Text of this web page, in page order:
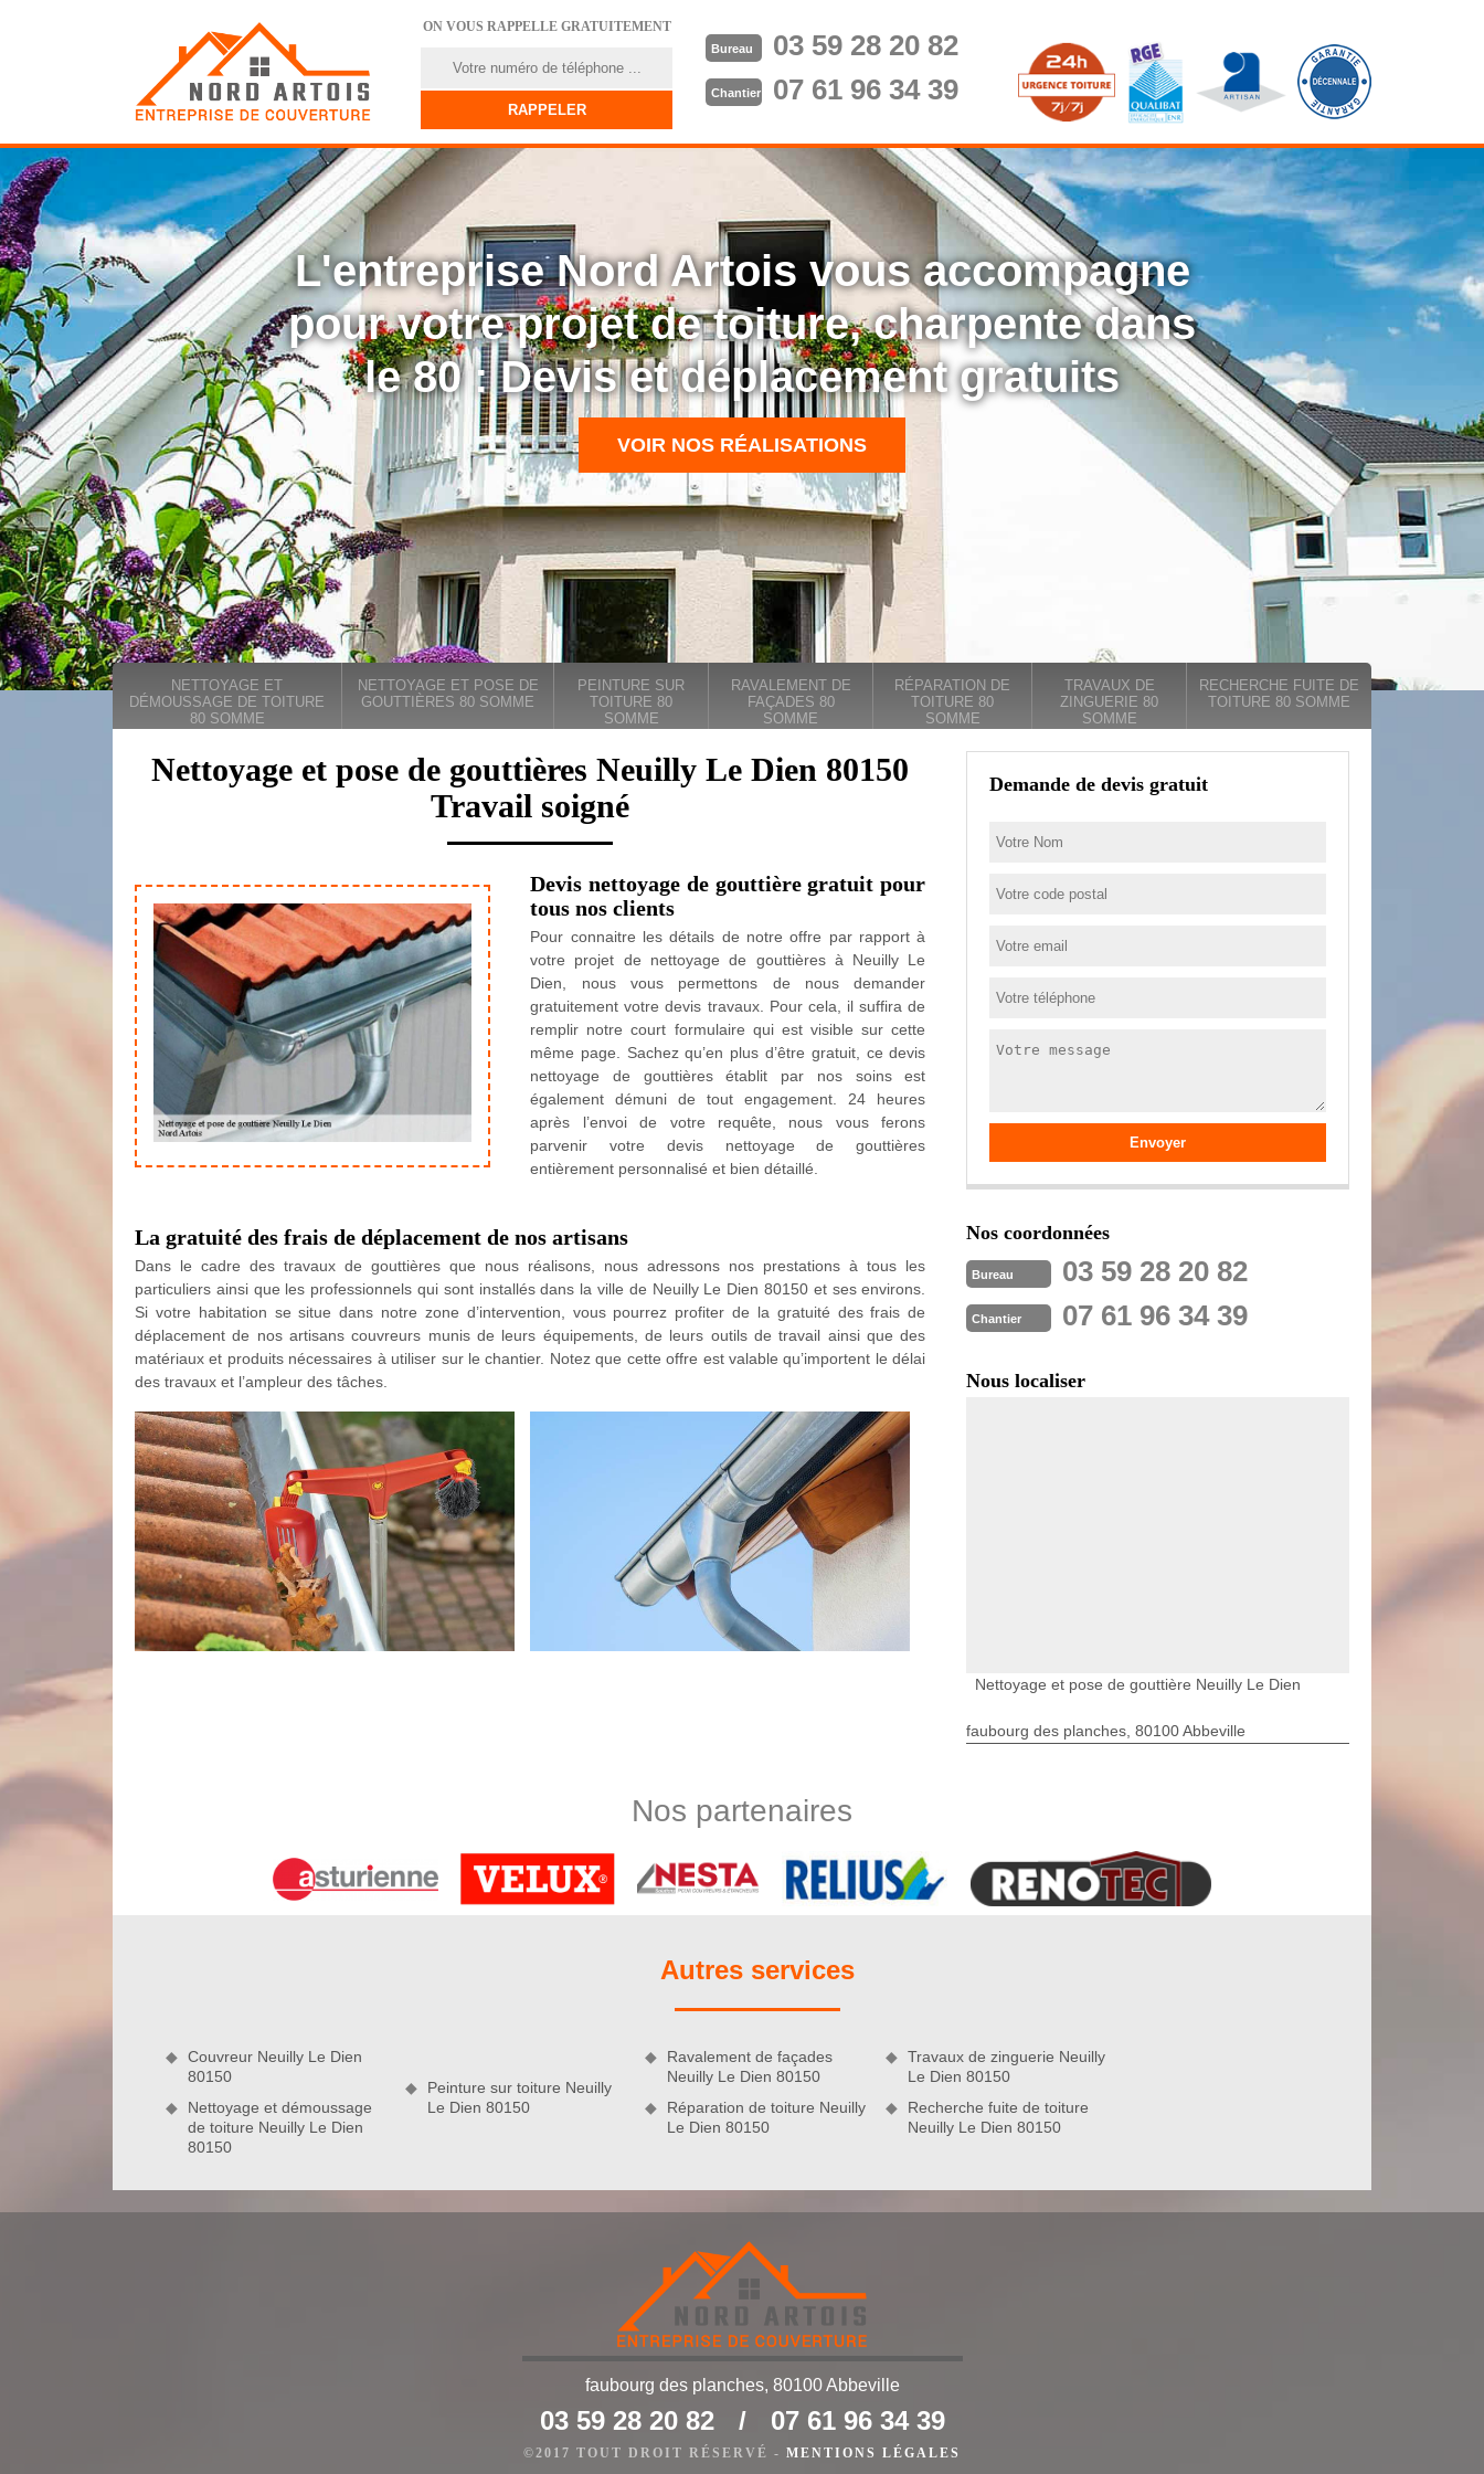
ON VOUS RAPPELLE GRATUITEMENT
Bureau 03 59 28 20 82
Chantier 07 61 96 34 39
L'entreprise Nord Artois vous accompagne
pour votre projet de toiture, charpente dans
le 80 : Devis et déplacement gratuits
VOIR NOS RÉALISATIONS
NETTOYAGE ET
DÉMOUSSAGE DE TOITURE
80 SOMME
NETTOYAGE ET POSE DE
GOUTTIÈRES 80 SOMME
PEINTURE SUR
TOITURE 80
SOMME
RAVALEMENT DE
FAÇADES 80
SOMME
RÉPARATION DE
TOITURE 80
SOMME
TRAVAUX DE
ZINGUERIE 80
SOMME
RECHERCHE FUITE DE
TOITURE 80 SOMME
Nettoyage et pose de gouttières Neuilly Le Dien 80150
Travail soigné
Devis nettoyage de gouttière gratuit pour
tous nos clients
Pour connaitre les détails de notre offre par rapport à
votre projet de nettoyage de gouttières à Neuilly Le
Dien, nous vous permettons de nous demander
gratuitement votre devis travaux. Pour cela, il suffira de
remplir notre court formulaire qui est visible sur cette
même page. Sachez qu’en plus d’être gratuit, ce devis
nettoyage de gouttières établit par nos soins est
également démuni de tout engagement. 24 heures
après l’envoi de votre requête, nous vous ferons
parvenir votre devis nettoyage de gouttières
entièrement personnalisé et bien détaillé.
La gratuité des frais de déplacement de nos artisans
Dans le cadre des travaux de gouttières que nous réalisons, nous adressons nos prestations à tous les
particuliers ainsi que les professionnels qui sont installés dans la ville de Neuilly Le Dien 80150 et ses environs.
Si votre habitation se situe dans notre zone d’intervention, vous pourrez profiter de la gratuité des frais de
déplacement de nos artisans couvreurs munis de leurs équipements, de leurs outils de travail ainsi que des
matériaux et produits nécessaires à utiliser sur le chantier. Notez que cette offre est valable qu’importent le délai
des travaux et l’ampleur des tâches.
aucun problème d’infiltration d’eau auparavant, c’est parce que votre dispositif de gouttières a joué pleinement
Nos couvreurs sont en mesure de résoudre des problèmes de bouchage de gouttière, de fuite et autre. Confiez-
et le porteur du projet. Le devis sert à trouver un bon terrain d’entente sur le coût et la durée d’intervention pour
Couvreur pour réparation et changement de gouttière
Chers habitants dans la zone de Neuilly Le Dien 80150 et aux environs, si vous avez une gouttière en panne et
que vous désirez faire sa réparation ou la changer, merci de nous appeler. Nous sommes un zingueur
Demande de devis gratuit
Nos coordonnées
Bureau 03 59 28 20 82
Chantier 07 61 96 34 39
Nous localiser
Nettoyage et pose de gouttière Neuilly Le Dien
faubourg des planches, 80100 Abbeville
Nos partenaires
Autres services
Couvreur Neuilly Le Dien
80150
Nettoyage et démoussage
de toiture Neuilly Le Dien
Peinture sur toiture Neuilly
Le Dien 80150
Ravalement de façades
Neuilly Le Dien 80150
Réparation de toiture Neuilly
Le Dien 80150
Travaux de zinguerie Neuilly
Le Dien 80150
Recherche fuite de toiture
Neuilly Le Dien 80150
faubourg des planches, 80100 Abbeville
03 59 28 20 82 / 07 61 96 34 39
©2017 TOUT DROIT RÉSERVÉ - MENTIONS LÉGALES